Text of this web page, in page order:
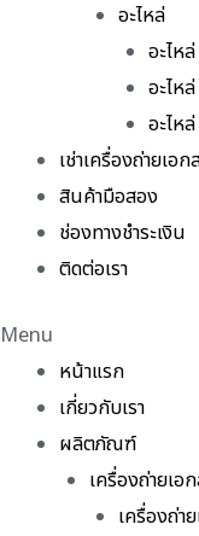
อะไหล่
อะไห
อะไห
อะไห
เช่าเครื่องถ่ายเอก
สินค้ามือสอง
ช่องทางชำระเงิน
ติดต่อเรา
Menu
หน้าแรก
เกี่ยวกับเรา
ผลิตภัณฑ์
เครื่องถ่ายเอ
เครื่องถ่า